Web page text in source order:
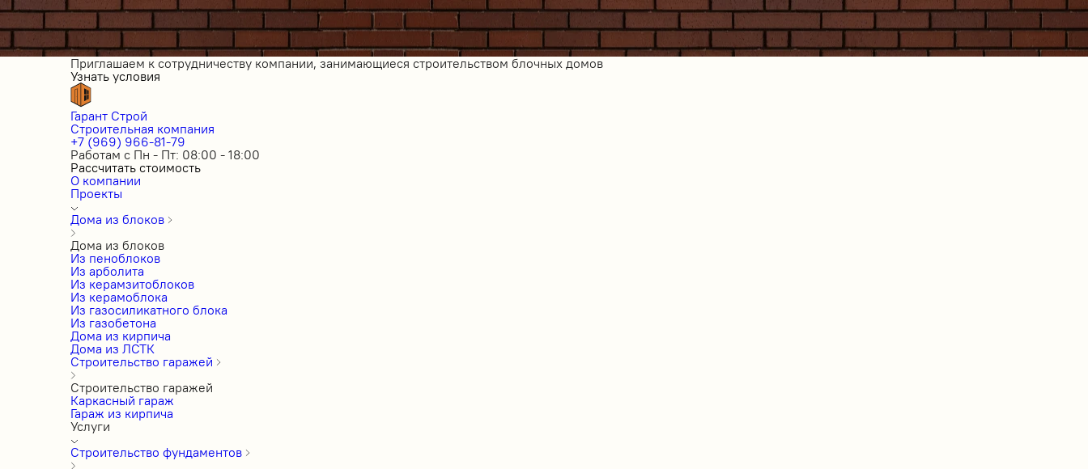
Приглашаем к сотрудничеству компании, занимающиеся строительством блочных домов
Узнать условия
Гарант Строй
Строительная компания
+7 (969) 966-81-79
Работам с Пн - Пт: 08:00 - 18:00
Рассчитать стоимость
О компании
Проекты
Дома из блоков
Дома из блоков
Из пеноблоков
Из арболита
Из керамзитоблоков
Из керамоблока
Из газосиликатного блока
Из газобетона
Дома из кирпича
Дома из ЛСТК
Строительство гаражей
Строительство гаражей
Каркасный гараж
Гараж из кирпича
Услуги
Строительство фундаментов